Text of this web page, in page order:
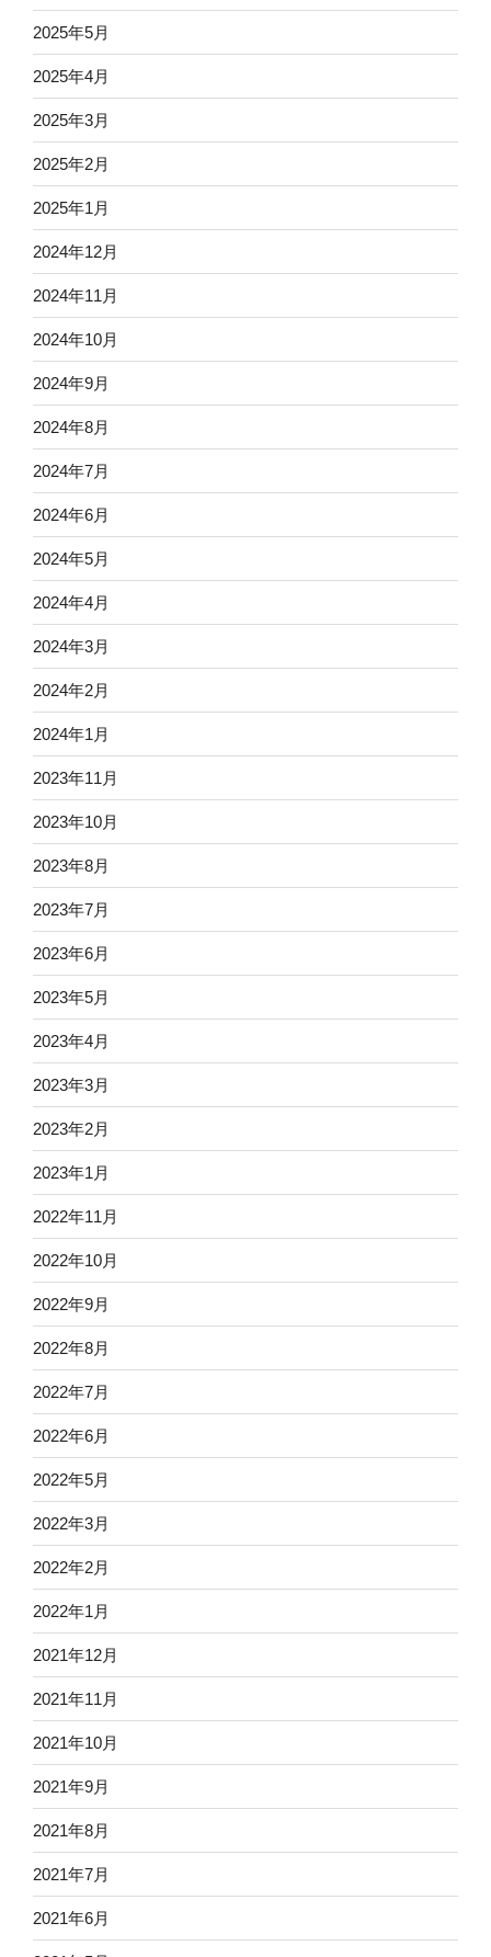
2025年5月
2025年4月
2025年3月
2025年2月
2025年1月
2024年12月
2024年11月
2024年10月
2024年9月
2024年8月
2024年7月
2024年6月
2024年5月
2024年4月
2024年3月
2024年2月
2024年1月
2023年11月
2023年10月
2023年8月
2023年7月
2023年6月
2023年5月
2023年4月
2023年3月
2023年2月
2023年1月
2022年11月
2022年10月
2022年9月
2022年8月
2022年7月
2022年6月
2022年5月
2022年3月
2022年2月
2022年1月
2021年12月
2021年11月
2021年10月
2021年9月
2021年8月
2021年7月
2021年6月